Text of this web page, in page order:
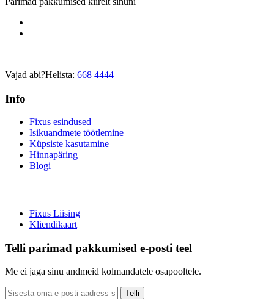
Vajad abi?Helista: 668 4444
Info
Fixus esindused
Isikuandmete töötlemine
Küpsiste kasutamine
Hinnapäring
Blogi
Fixus Liising
Kliendikaart
Telli parimad pakkumised e-posti teel
Me ei jaga sinu andmeid kolmandatele osapooltele.
Telli